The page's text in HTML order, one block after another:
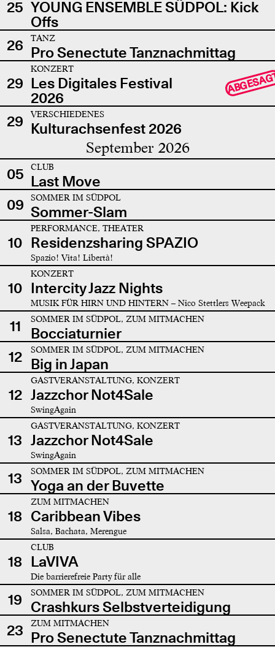
25 YOUNG ENSEMBLE SÜDPOL: Kick
Offs
26
TANZ
Pro Senectute Tanznachmittag
29
KONZERT
Les Digitales Festival
2026
29 VERSCHIEDENES
Kulturachsenfest 2026
September 2026
05 CLUB
Last Move
09
SOMMER IM SÜDPOL
Sommer-Slam
10
PERFORMANCE, THEATER
Residenzsharing SPAZIO
Spazio! Vita! Libertà!
10
KONZERT
Intercity Jazz Nights
MUSIK FÜR HIRN UND HINTERN – Nico Stettlers Weepack
11 SOMMER IM SÜDPOL, ZUM MITMACHEN
Bocciaturnier
12
SOMMER IM SÜDPOL, ZUM MITMACHEN
Big in Japan
12
GASTVERANSTALTUNG, KONZERT
Jazzchor Not4Sale
SwingAgain
13
GASTVERANSTALTUNG, KONZERT
Jazzchor Not4Sale
SwingAgain
13 SOMMER IM SÜDPOL, ZUM MITMACHEN
Yoga an der Buvette
18
ZUM MITMACHEN
Caribbean Vibes
Salsa, Bachata, Merengue
18
CLUB
LaVIVA
Die barrierefreie Party für alle
19 SOMMER IM SÜDPOL, ZUM MITMACHEN
Crashkurs Selbstverteidigung
23
ZUM MITMACHEN
Pro Senectute Tanznachmittag